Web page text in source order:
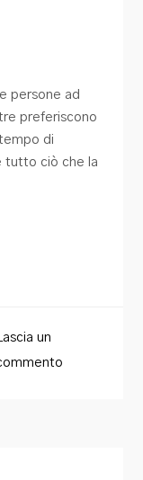
persone ad
preferiscono
di
tutto ciò che la
un